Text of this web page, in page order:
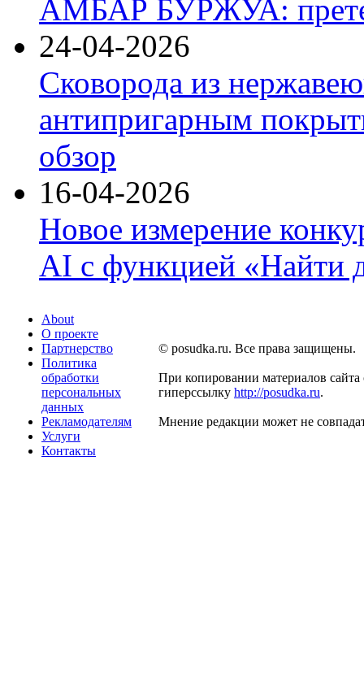
АМБАР БУРЖУА:
24-04-2026
Сковорода из
антипригарным
обзор
16-04-2026
Новое измерение
AI с функцией «Найти
About
О проекте
Партнерство
Политика
обработки
персональных
данных
Рекламодателям
Услуги
Контакты
© posudka.ru. Все права защищены.
При копировании материалов сайта
гиперссылку http://posudka.ru.
Мнение редакции может не